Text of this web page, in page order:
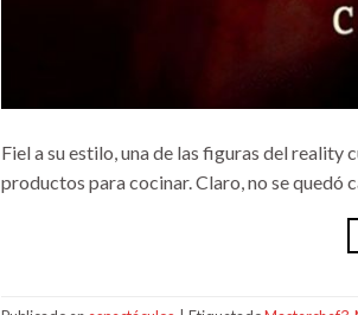
Fiel a su estilo, una de las figuras del reality
productos para cocinar. Claro, no se quedó